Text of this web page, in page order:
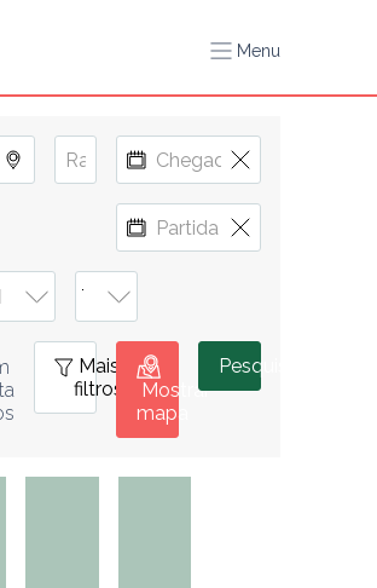
Menu
Mais
filtros
0
Mostrar
mapa
Pesquisar